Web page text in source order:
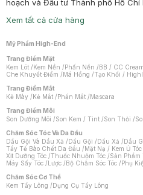
hoạch và Đầu tư Thành phố Hồ Chí
Xem tất cả cửa hàng
Mỹ Phẩm High-End
Trang Điểm Mặt
Kem Lót /Kem Nền /Phấn Nền /BB / CC Cream
Che Khuyết Điểm /Má Hồng /Tạo Khối /
Trang Điểm Mắt
Kẻ Mày /Kẻ Mắt /Phấn Mắt /Mascara
Trang Điểm Môi
Son Dưỡng Môi /Son Kem / Tint /Son Thỏi /
Chăm Sóc Tóc Và Da Đầu
Dầu Gội Và Dầu Xả /Dầu Gội /Dầu Xả /Dầu
Tẩy Tế Bào Chết Da Đầu /Mặt Nạ / Kem Ủ Tóc
Xịt Dưỡng Tóc /Thuốc Nhuộm Tóc /Sản Phẩm
Máy Sấy Tóc /Lược /Bộ Chăm Sóc Tóc /Phụ
Chăm Sóc Cơ Thể
Kem Tẩy Lông /Dụng Cụ Tẩy Lông